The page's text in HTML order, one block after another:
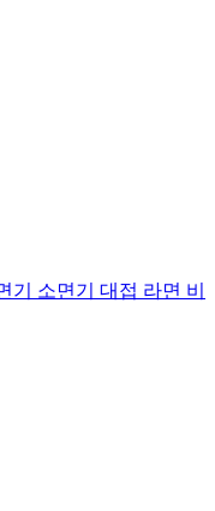
기 소면기 대접 라면 비